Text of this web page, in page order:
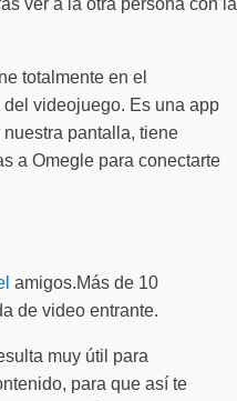
ver a la otra persona con la
totalmente en el
videojuego. Es una app
pantalla, tiene
a Omegle para conectarte
amigos.Más de 10
de video entrante.
muy útil para
para que así te